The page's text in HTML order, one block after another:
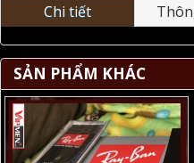
Chi tiết
SẢN PHẨM KHÁC